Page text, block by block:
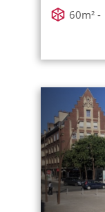
60m² -